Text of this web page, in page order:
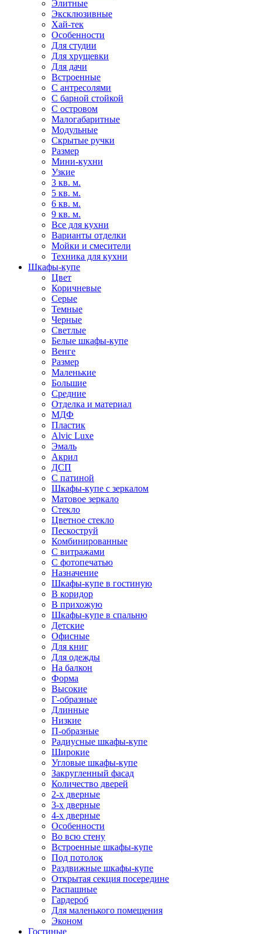
Элитные
Эксклюзивные
Хай-тек
Особенности
Для студии
Для хрущевки
Для дачи
Встроенные
С антресолями
С барной стойкой
С островом
Малогабаритные
Модульные
Скрытые ручки
Размер
Мини-кухни
Узкие
3 кв. м.
5 кв. м.
6 кв. м.
9 кв. м.
Все для кухни
Варианты отделки
Мойки и смесители
Техника для кухни
Шкафы-купе
Цвет
Коричневые
Серые
Темные
Черные
Светлые
Белые шкафы-купе
Венге
Размер
Маленькие
Большие
Средние
Отделка и материал
МДФ
Пластик
Alvic Luxe
Эмаль
Акрил
ДСП
С патиной
Шкафы-купе с зеркалом
Матовое зеркало
Стекло
Цветное стекло
Пескоструй
Комбинированные
С витражами
С фотопечатью
Назначение
Шкафы-купе в гостиную
В коридор
В прихожую
Шкафы-купе в спальню
Детские
Офисные
Для книг
Для одежды
На балкон
Форма
Высокие
Г-образные
Длинные
Низкие
П-образные
Радиусные шкафы-купе
Широкие
Угловые шкафы-купе
Закругленный фасад
Количество дверей
2-х дверные
3-х дверные
4-х дверные
Особенности
Во всю стену
Встроенные шкафы-купе
Под потолок
Раздвижные шкафы-купе
Открытая секция посередине
Распашные
Гардероб
Для маленького помещения
Эконом
Гостиные